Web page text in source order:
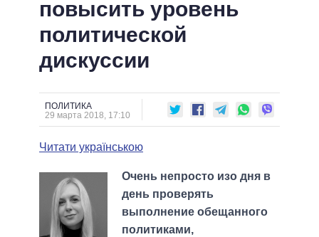
КАБИНЕТ МИНИСТРОВ
ГЛАВЫ ОБЛАДМИНИСТРАЦИЙ
МЭРЫ
ПОДДЕРЖАТЬ
повысить уровень
политической
дискуссии
ПОЛИТИКА
29 марта 2018, 17:10
Читати українською
Очень непросто изо дня в
день проверять
выполнение обещанного
политиками,